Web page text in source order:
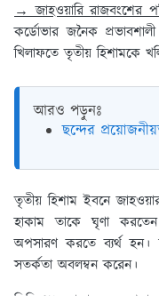
→ জাহওয়ারি রাজবংশের
কর্ডোভার জনৈক
খিলাফতে তৃতীয় হিশামকে
আরও পড়ুনঃ
ছন্দের
তৃতীয় হিশাম ইবনে
হাকাম তাকে ঘৃণা
অপসারণ করতে ব্যর্থ হন।
সতর্কতা অবলম্বন করেন।